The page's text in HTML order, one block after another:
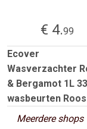
€ 4.99
Ecover
Wasverzachter
& Bergamot 1L 33
wasbeurten Roos
Meerdere shops